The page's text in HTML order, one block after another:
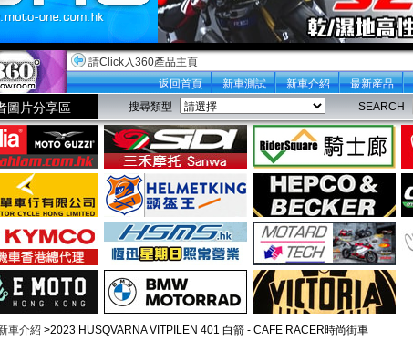
請Click入360產品主頁
返回首頁
新車測試 新車介紹 最新産品
圖片分享區 搜尋類型 SEARCH
車介紹 >2023 HUSQVARNA VITPILEN 401 白箭 - CAFE RACER時尚街車